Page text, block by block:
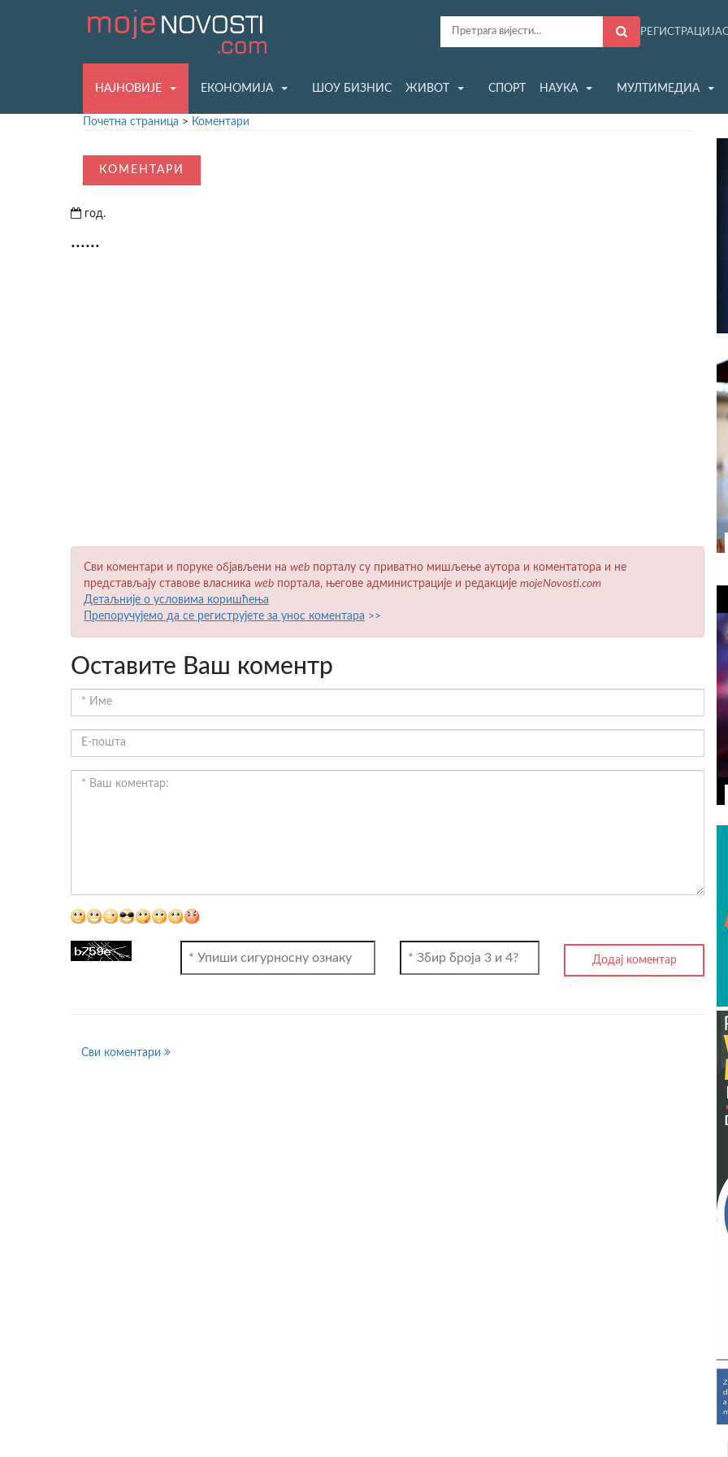
РЕГИСТРАЦИЈА
НАЈНОВИЈЕ ЕКОНОМИЈА ШОУ БИЗНИС ЖИВОТ СПОРТ НАУКА МУЛТИМЕДИА
Почетна страница > Коментари
КОМЕНТАРИ
год.
......
Сви коментари и поруке објављени на wеb порталу су приватно мишљење аутора и коментатора и не
представљају ставове власника wеb портала, његове администрације и редакције mojeNovosti.com
Детаљније о условима коришћења
Препоручујемо да се региструјете за унос коментара >>
Оставите Ваш коментр
Сви коментари